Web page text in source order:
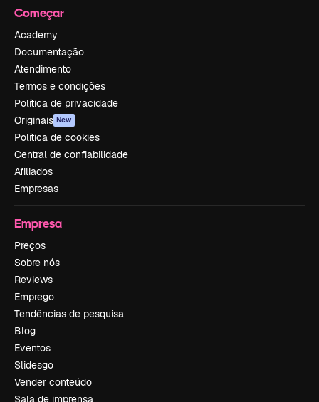
Começar
Academy
Documentação
Atendimento
Termos e condições
Política de privacidade
Originais New
Política de cookies
Central de confiabilidade
Afiliados
Empresas
Empresa
Preços
Sobre nós
Reviews
Emprego
Tendências de pesquisa
Blog
Eventos
Slidesgo
Vender conteúdo
Sala de imprensa